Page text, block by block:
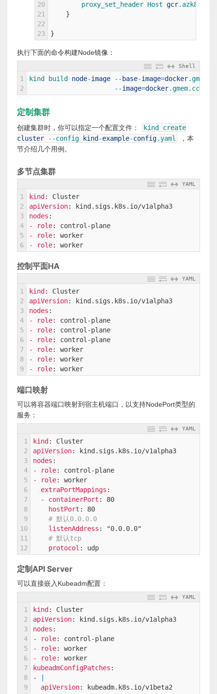
20
21
22
23
proxy_set_header Host gcr.azk8s
}
}
执行下面的命令构建Node镜像：
Shell
1
2
kind build node-image -- base-image=docker.gmem
--image=docker.gmem.cc
定制集群
创建集群时，你可以指定一个配置文件： kind create
cluster
--config kind -example-config.yaml
，本
节介绍几个用例。
多节点集群
YAML
1
2
3
4
5
6
kind : Cluster
apiVersion: kind.sigs.k8s.io/v1alpha3
nodes :
- role: control-plane
- role: worker
- role: worker
控制平面HA
YAML
1
2
3
4
5
6
7
8
9
kind : Cluster
apiVersion: kind.sigs.k8s.io/v1alpha3
nodes :
- role: control-plane
- role: control-plane
- role: control-plane
- role: worker
- role: worker
- role: worker
端口映射
可以将容器端口映射到宿主机端口，以支持NodePort类型的
服务：
YAML
1
2
3
4
5
6
7
8
9
10
11
12
kind : Cluster
apiVersion: kind.sigs.k8s.io/v1alpha3
nodes :
- role: control-plane
- role: worker
extraPortMappings :
- containerPort : 80
hostPort : 80
# 默认0.0.0.0
listenAddress : "0.0.0.0"
# 默认tcp
protocol : udp
定制API Server
可以直接嵌入Kubeadm配置：
YAML
1
2
3
4
5
6
7
8
9
kind : Cluster
apiVersion: kind.sigs.k8s.io/v1alpha3
nodes :
- role: control-plane
- role: worker
- role: worker
kubeadmConfigPatches :
-
apiVersion: kubeadm.k8s.io/v1beta2